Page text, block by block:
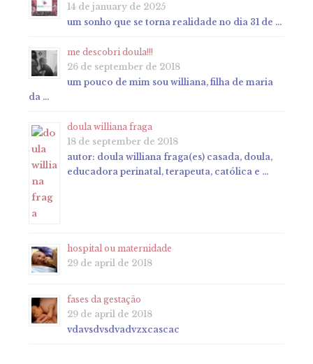
14 de january de 2025
um sonho que se torna realidade no dia 31 de …
me descobri doula!!!
26 de september de 2018
um pouco de mim sou williana, filha de maria
da …
doula williana fraga
18 de september de 2018
autor: doula williana fraga(es) casada, doula,
educadora perinatal, terapeuta, católica e …
hospital ou maternidade
29 de april de 2018
fases da gestação
29 de april de 2018
vdavsdvsdvadvzxcascac